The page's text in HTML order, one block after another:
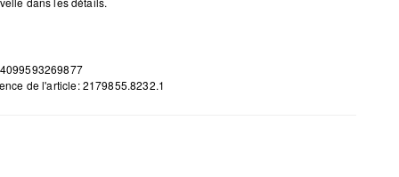
de l'article: 2179855.8232.1